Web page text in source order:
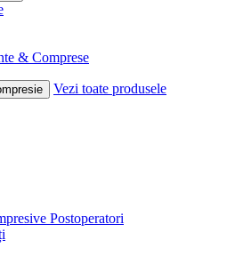
& Comprese
Vezi toate produsele
Postoperatori